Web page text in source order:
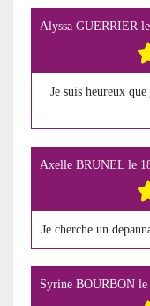
Alyssa GUERRIERle
Je suis heureux
Axelle BRUNEL le
Je cherche un
Syrine BOURBON le